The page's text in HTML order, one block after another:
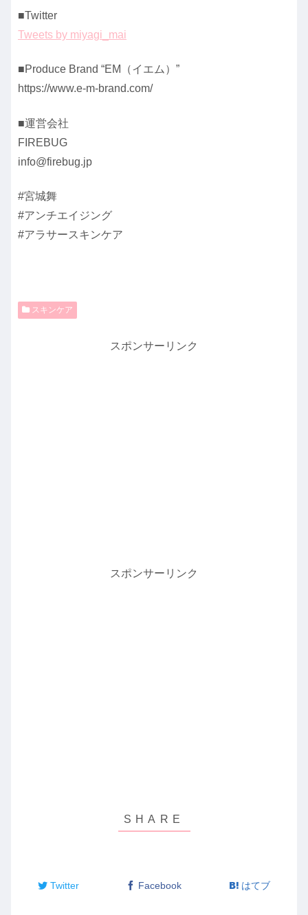
■Twitter
Tweets by miyagi_mai
■Produce Brand “EM（イエム）”
https://www.e-m-brand.com/
■運営会社
FIREBUG
info@firebug.jp
#宮城舞
#アンチエイジング
#アラサースキンケア
スキンケア
スポンサーリンク
スポンサーリンク
Twitter Facebook はてブ